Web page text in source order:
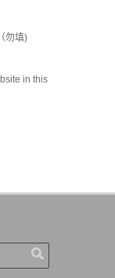
（勿填)
in this